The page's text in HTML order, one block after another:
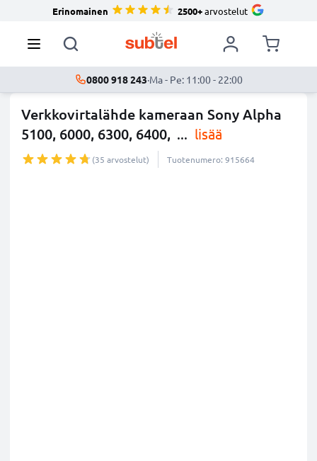
Erinomainen 2500+arvostelut
0800 918 243·Ma - Pe: 11:00 - 22:00
Verkkovirtalähde kameraan Sony Alpha
5100, 6000, 6300, 6400, ... lisää
(35 arvostelut) Tuotenumero: 915664